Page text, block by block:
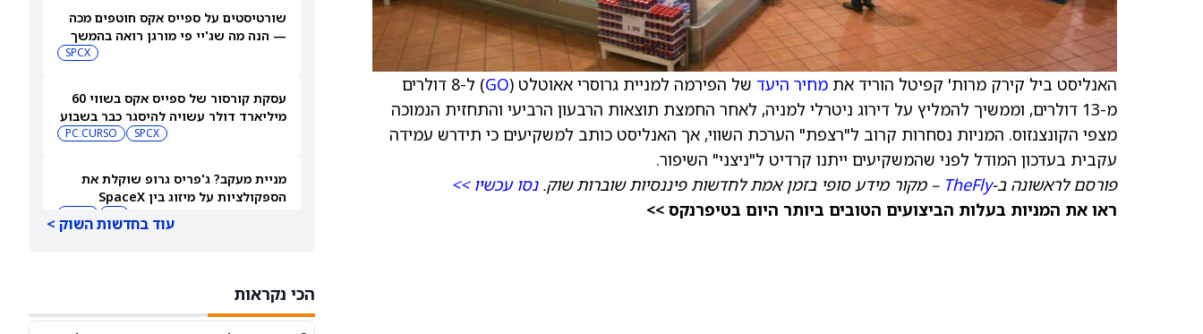
שורטיסטים על ספייס אקס חוטפים מכה
— הנה מה שג'יי פי מורגן רואה בהמשך
SPCX
עסקת קורסור של ספייס אקס בשווי 60
מיליארד דולר עשויה להיסגר כבר בשבוע
SPCX
PC:CURSO
מניית מעקב? ג'פריס גרופ שוקלת את
הספקולציות על מיזוג בין SpaceX
עוד בחדשות השוק >
הכי נקראות
האנליסט ביל קירק מרות' קפיטל הוריד את מחיר היעד של הפירמה למניית גרוסרי אאוטלט (GO
) ל-8 דולרים
מ-13 דולרים, וממשיך להמליץ על דירוג ניטרלי למניה, לאחר החמצת תוצאות הרבעון הרביעי והתחזית הנמוכה
מצפי הקונצנזוס. המניות נסחרות קרוב ל"רצפת" הערכת השווי, אך האנליסט כותב למשקיעים כי תידרש עמידה
עקבית בעדכון המודל לפני שהמשקיעים ייתנו קרדיט ל"ניצני" השיפור.
פורסם לראשונה ב-TheFly – מקור מידע סופי בזמן אמת לחדשות פיננסיות שוברות שוק.נסו עכשיו >>
ראו את המניות בעלות הביצועים הטובים ביותר היום בטיפרנקס >>